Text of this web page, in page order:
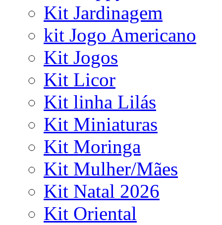
Kit Jardinagem
kit Jogo Americano
Kit Jogos
Kit Licor
Kit linha Lilás
Kit Miniaturas
Kit Moringa
Kit Mulher/Mães
Kit Natal 2026
Kit Oriental